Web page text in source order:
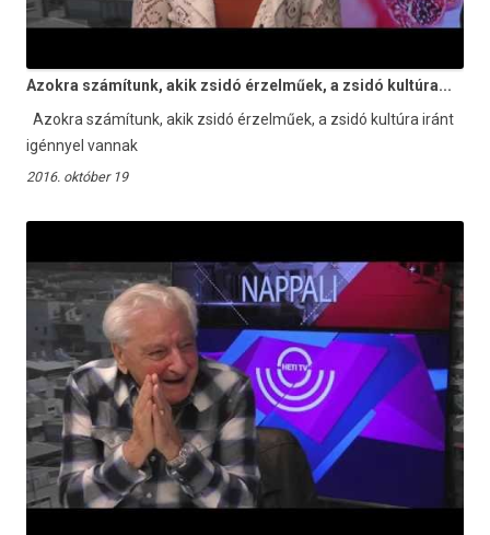
Azokra számítunk, akik zsidó érzelműek, a zsidó kultúra...
Azokra számítunk, akik zsidó érzelműek, a zsidó kultúra iránt
igénnyel vannak
2016. október 19